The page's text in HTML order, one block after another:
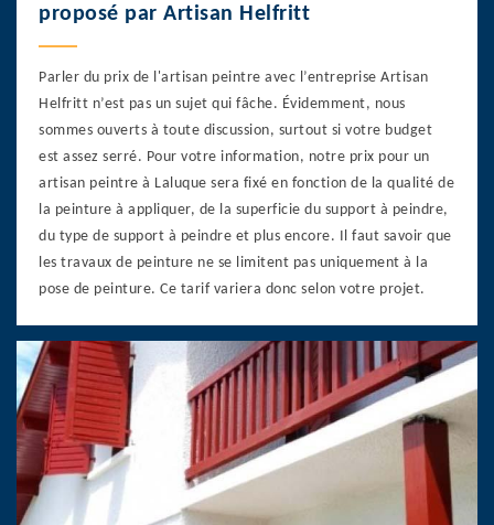
proposé par Artisan Helfritt
Parler du prix de l'artisan peintre avec l’entreprise Artisan
Helfritt n’est pas un sujet qui fâche. Évidemment, nous
sommes ouverts à toute discussion, surtout si votre budget
est assez serré. Pour votre information, notre prix pour un
artisan peintre à Laluque sera fixé en fonction de la qualité de
la peinture à appliquer, de la superficie du support à peindre,
du type de support à peindre et plus encore. Il faut savoir que
les travaux de peinture ne se limitent pas uniquement à la
pose de peinture. Ce tarif variera donc selon votre projet.